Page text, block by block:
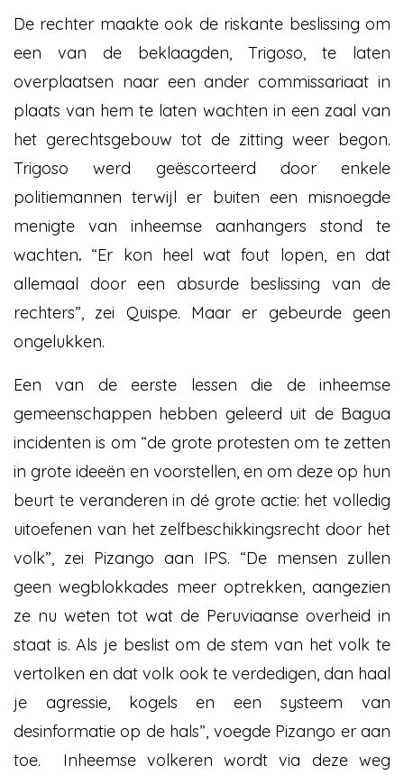
De rechter maakte ook de riskante beslissing om
een van de beklaagden, Trigoso, te laten
overplaatsen naar een ander commissariaat in
plaats van hem te laten wachten in een zaal van
het gerechtsgebouw tot de zitting weer begon.
Trigoso werd geëscorteerd door enkele
politiemannen terwijl er buiten een misnoegde
menigte van inheemse aanhangers stond te
wachten. “Er kon heel wat fout lopen, en dat
allemaal door een absurde beslissing van de
rechters”, zei Quispe. Maar er gebeurde geen
ongelukken.
Een van de eerste lessen die de inheemse
gemeenschappen hebben geleerd uit de Bagua
incidenten is om “de grote protesten om te zetten
in grote ideeën en voorstellen, en om deze op hun
beurt te veranderen in dé grote actie: het volledig
uitoefenen van het zelfbeschikkingsrecht door het
volk”, zei Pizango aan IPS. “De mensen zullen
geen wegblokkades meer optrekken, aangezien
ze nu weten tot wat de Peruviaanse overheid in
staat is. Als je beslist om de stem van het volk te
vertolken en dat volk ook te verdedigen, dan haal
je agressie, kogels en een systeem van
desinformatie op de hals”, voegde Pizango er aan
toe. Inheemse volkeren wordt via deze weg